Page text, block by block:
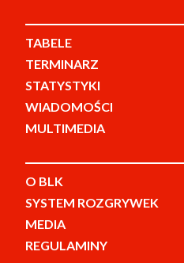
TABELE
TERMINARZ
STATYSTYKI
WIADOMOŚCI
MULTIMEDIA
O BLK
SYSTEM ROZGRYWEK
MEDIA
REGULAMINY